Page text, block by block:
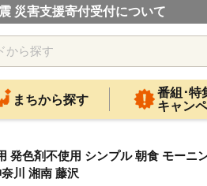
災害支援寄付受付について
まちから探す
番組･特
キャン
色剤不使用 シンプル 朝食 モーニ
川 湘南 藤沢